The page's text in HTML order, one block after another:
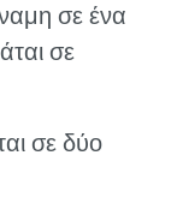
σε ένα
σε
σε δύο